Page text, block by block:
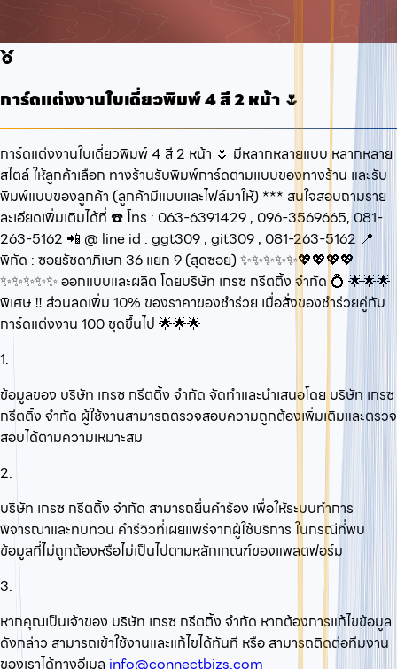
การ์ดแต่งงานใบเดี่ยวพิมพ์ 4 สี 2 หน้า 🌷
การ์ดแต่งงานใบเดี่ยวพิมพ์ 4 สี 2 หน้า 🌷 มีหลากหลายแบบ หลากหลาย
สไตล์ ให้ลูกค้าเลือก ทางร้านรับพิมพ์การ์ดตามแบบของทางร้าน และรับ
พิมพ์แบบของลูกค้า (ลูกค้ามีแบบและไฟล์มาให้) *** สนใจสอบถามราย
ละเอียดเพิ่มเติมได้ที่ ☎️ โทร : 063-6391429 , 096-3569665, 081-
263-5162 📲 @ line id : ggt309 , git309 , 081-263-5162 📍
พิกัด : ซอยรัชดาภิเษก 36 แยก 9 (สุดซอย) ✨✨✨✨✨💖💖💖💖
✨✨✨✨✨ ออกแบบและผลิต โดยบริษัท เกรซ กรีตติ้ง จำกัด 💍 🌟🌟🌟
พิเศษ ‼️ ส่วนลดเพิ่ม 10% ของราคาของชำร่วย เมื่อสั่งของชำร่วยคู่กับ
การ์ดแต่งงาน 100 ชุดขึ้นไป 🌟🌟🌟
1.
ข้อมูลของ บริษัท เกรซ กรีตติ้ง จำกัด จัดทำและนำเสนอโดย บริษัท เกรซ
กรีตติ้ง จำกัด ผู้ใช้งานสามารถตรวจสอบความถูกต้องเพิ่มเติมและตรวจ
สอบได้ตามความเหมาะสม
2.
บริษัท เกรซ กรีตติ้ง จำกัด สามารถยื่นคำร้อง เพื่อให้ระบบทำการ
พิจารณาและทบทวน คำรีวิวที่เผยแพร่จากผู้ใช้บริการ ในกรณีที่พบ
ข้อมูลที่ไม่ถูกต้องหรือไม่เป็นไปตามหลักเกณฑ์ของแพลตฟอร์ม
3.
หากคุณเป็นเจ้าของ บริษัท เกรซ กรีตติ้ง จำกัด หากต้องการแก้ไขข้อมูล
ดังกล่าว สามารถเข้าใช้งานและแก้ไขได้ทันที หรือ สามารถติดต่อทีมงาน
ของเราได้ทางอีเมล info@connectbizs.com